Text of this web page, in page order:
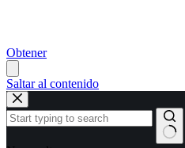
Obtener
Saltar al contenido